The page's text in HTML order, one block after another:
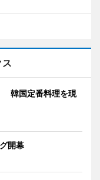
韓国定番料理を現
開幕